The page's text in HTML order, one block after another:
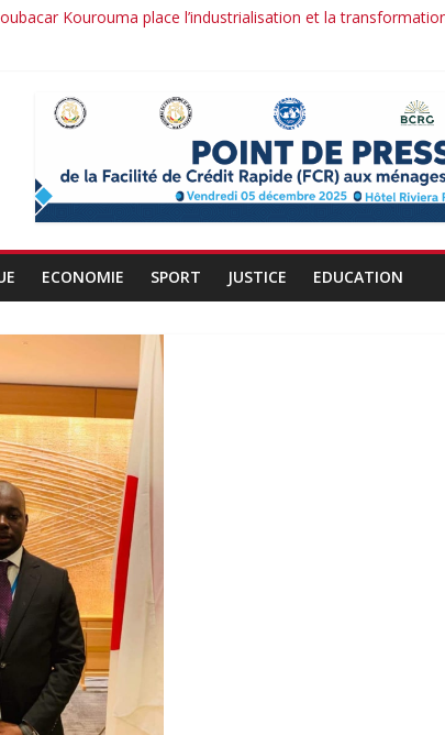
Kourouma place l’industrialisation et la
renouvelée envers un homme de résultats
au service du Président et de son pays.
ECONOMIE SPORT JUSTICE EDUCATION